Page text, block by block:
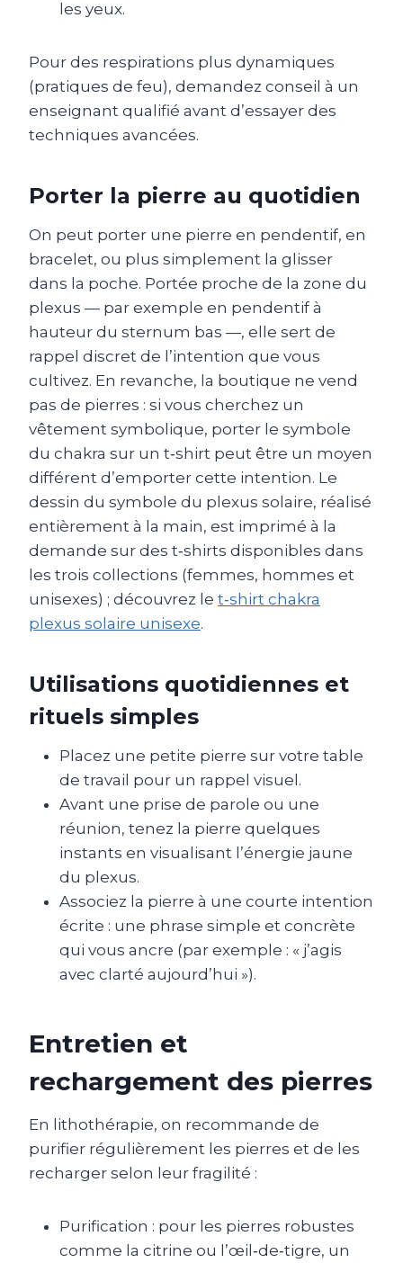
les yeux.
Pour des respirations plus dynamiques
(pratiques de feu), demandez conseil à un
enseignant qualifié avant d’essayer des
techniques avancées.
Porter la pierre au quotidien
On peut porter une pierre en pendentif, en
bracelet, ou plus simplement la glisser
dans la poche. Portée proche de la zone du
plexus — par exemple en pendentif à
hauteur du sternum bas —, elle sert de
rappel discret de l’intention que vous
cultivez. En revanche, la boutique ne vend
pas de pierres : si vous cherchez un
vêtement symbolique, porter le symbole
du chakra sur un t‑shirt peut être un moyen
différent d’emporter cette intention. Le
dessin du symbole du plexus solaire, réalisé
entièrement à la main, est imprimé à la
demande sur des t‑shirts disponibles dans
les trois collections (femmes, hommes et
unisexes) ; découvrez le t‑shirt chakra
plexus solaire unisexe.
Utilisations quotidiennes et
rituels simples
Placez une petite pierre sur votre table
de travail pour un rappel visuel.
Avant une prise de parole ou une
réunion, tenez la pierre quelques
instants en visualisant l’énergie jaune
du plexus.
Associez la pierre à une courte intention
écrite : une phrase simple et concrète
qui vous ancre (par exemple : « j’agis
avec clarté aujourd’hui »).
Entretien et
rechargement des pierres
En lithothérapie, on recommande de
purifier régulièrement les pierres et de les
recharger selon leur fragilité :
Purification : pour les pierres robustes
comme la citrine ou l’œil‑de‑tigre, un